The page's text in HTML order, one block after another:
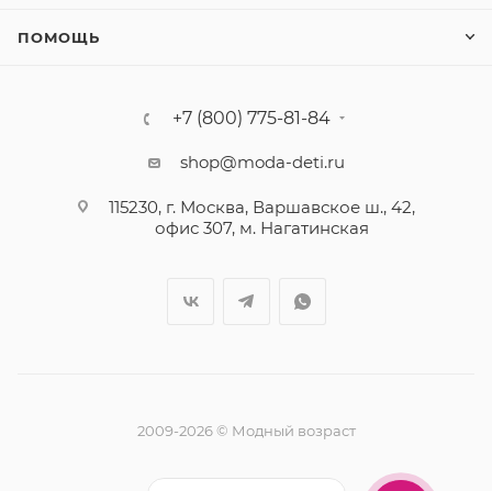
ПОМОЩЬ
+7 (800) 775-81-84
shop@moda-deti.ru
115230, г. Москва, Варшавское ш., 42,
офис 307, м. Нагатинская
2009-2026 © Модный возраст